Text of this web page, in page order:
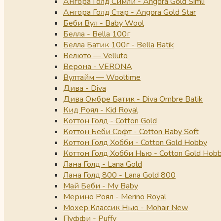
Ангора Голд Стар - Angora Gold Star
Беби Вул - Baby Wool
Белла - Bella 100г
Белла Батик 100г - Bella Batik
Велюто — Velluto
Верона - VERONA
Вултайм — Wooltime
Дива - Diva
Дива Омбре Батик - Diva Ombre Batik
Кид Роял - Kid Royal
Коттон Голд - Cotton Gold
Коттон Беби Софт - Cotton Baby Soft
Коттон Голд Хобби - Cotton Gold Hobby
Коттон Голд Хобби Нью - Cotton Gold
Лана Голд - Lana Gold
Лана Голд 800 - Lana Gold 800
Май Беби - My Baby
Мерино Роял - Merino Royal
Мохер Классик Нью - Mohair New
Пуффи - Puffy